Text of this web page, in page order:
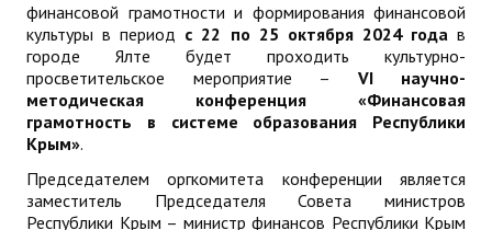
ДПО
Профессиональная переподготовка
Повышение квалификации
КОНТАКТЫ
финансовой грамотности и формирования финансовой
культуры в период с 22 по 25 октября 2024 годав
городе Ялте будет проходить культурно-
просветительское мероприятие – VI научно-
методическая конференция «Финансовая
грамотность в системе образования Республики
Крым».
Председателем оргкомитета конференции является
заместитель Председателя Совета министров
Республики Крым – министр финансов Республики Крым